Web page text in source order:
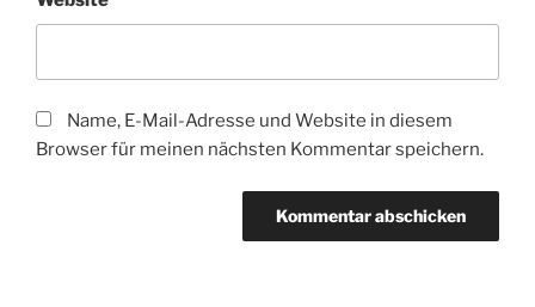
Name, E-Mail-Adresse und Website in diesem
Browser für meinen nächsten Kommentar speichern.